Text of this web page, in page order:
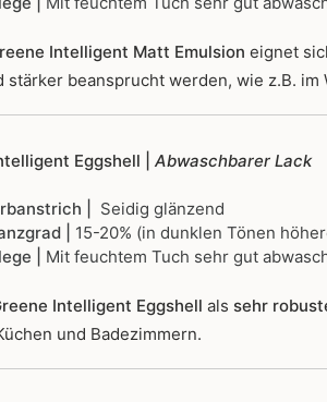
Intelligent Matt Emulsion eignet
stärker beansprucht werden, wie z.B.
Eggshell | Abwaschbarer Lack
| Seidig glänzend
|
15-20% (in dunklen Tönen
|
Mit feuchtem Tuch sehr gut
Intelligent Eggshell als sehr
und Badezimmern.